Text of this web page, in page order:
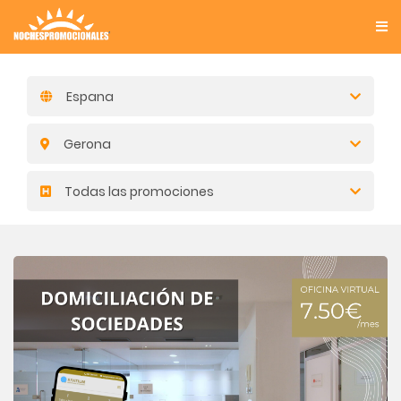
Espana
Gerona
Todas las promociones